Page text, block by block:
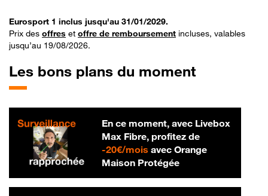
Eurosport 1 inclus jusqu'au 31/01/2029.
Prix des offres et offre de remboursement incluses, valables
jusqu’au 19/08/2026.
Les bons plans du moment
En ce moment, avec Livebox
Max Fibre, profitez de
-20€/mois20 € par mois
avec Orange
Maison Protégée